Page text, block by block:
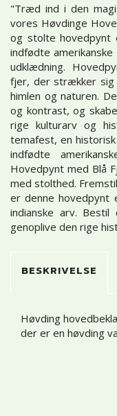
"Træd ind i den
vores Høvdinge
og stolte hovedpynt
indfødte
udklædning.
fjer, der strækker sig
himlen og naturen.
og kontrast, og
rige kulturarv og
temafest, en
indfødte
Hovedpynt med Blå
med stolthed.
er denne hovedpynt
indianske arv.
genoplive den rige
BESKRIVELSE
Høvding
der er en høvding